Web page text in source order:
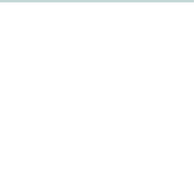
place ou obtenir plus d'infos.